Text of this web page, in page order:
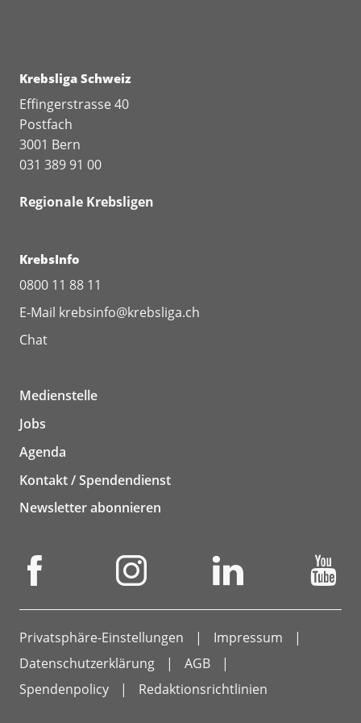
Krebsliga Schweiz
Effingerstrasse 40
Postfach
3001 Bern
031 389 91 00
Regionale Krebsligen
KrebsInfo
0800 11 88 11
E-Mail krebsinfo@krebsliga.ch
Chat
Medienstelle
Jobs
Agenda
Kontakt / Spendendienst
Newsletter abonnieren
Privatsphäre-Einstellungen
Impressum
Datenschutzerklärung
AGB
Spendenpolicy
Redaktionsrichtlinien